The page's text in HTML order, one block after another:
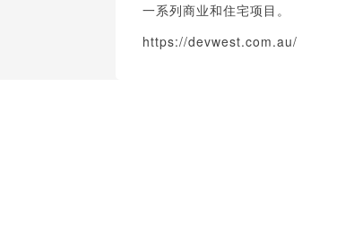
一系列商业和住宅项目。
https://devwest.com.au/